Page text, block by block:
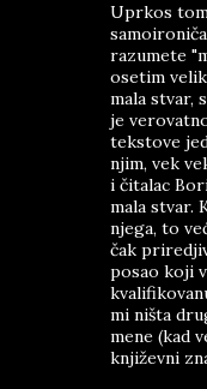
Uprkos
razumete
osetim
mala stvar,
je
tekstove
njim, vek
i čitalac
mala stvar.
njega, to
čak
posao koji
mi ništa
mene (kad
književni